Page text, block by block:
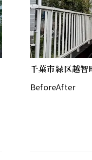
千葉市緑区越智
BeforeAfter